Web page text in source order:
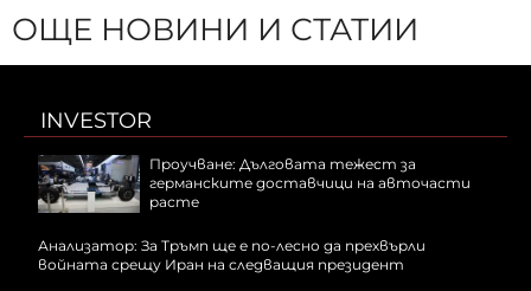
ОЩЕ НОВИНИ И СТАТИИ
INVESTOR
Проучване: Дълговата тежест за
германските доставчици на авточасти
расте
Анализатор: За Тръмп ще е по-лесно да прехвърли
войната срещу Иран на следващия президент